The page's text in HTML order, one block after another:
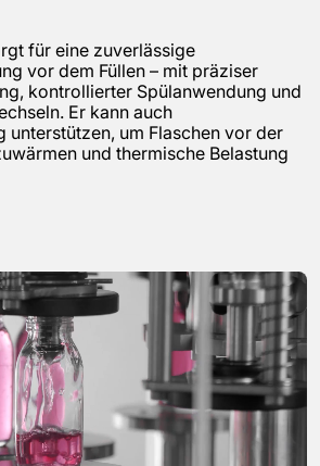
für eine zuverlässige
vor dem Füllen – mit präziser
kontrollierter Spülanwendung und
Er kann auch
unterstützen, um Flaschen vor der
und thermische Belastung